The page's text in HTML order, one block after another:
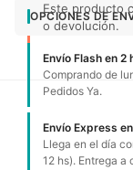
Este producto
o devolución.
OPCIONES DE
Envío Flash en 2
Comprando de
Pedidos Ya.
Envío Express
Llega en el día
12 hs). Entrega a